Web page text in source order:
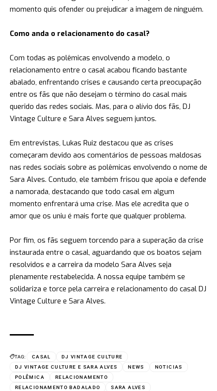
momento quis ofender ou prejudicar a imagem de ninguém.
Como anda o relacionamento do casal?
Com todas as polêmicas envolvendo a modelo, o
relacionamento entre o casal acabou ficando bastante
abalado, enfrentando crises e causando certa preocupação
entre os fãs que não desejam o término do casal mais
querido das redes sociais. Mas, para o alívio dos fãs, DJ
Vintage Culture e Sara Alves seguem juntos.
Em entrevistas, Lukas Ruiz destacou que as crises
começaram devido aos comentários de pessoas maldosas
nas redes sociais sobre as polêmicas envolvendo o nome de
Sara Alves. Contudo, ele também frisou que apoia e defende
a namorada, destacando que todo casal em algum
momento enfrentará uma crise. Mas ele acredita que o
amor que os uniu é mais forte que qualquer problema.
Por fim, os fãs seguem torcendo para a superação da crise
instaurada entre o casal, aguardando que os boatos sejam
resolvidos e a carreira da modelo Sara Alves seja
plenamente restabelecida. A nossa equipe também se
solidariza e torce pela carreira e relacionamento do casal DJ
Vintage Culture e Sara Alves.
TAG: CASAL
DJ VINTAGE CULTURE
DJ VINTAGE CULTURE E SARA ALVES
NEWS
NOTICIAS
POLÊMICA
RELACIONAMENTO
RELACIONAMENTO BADALADO
SARA ALVES